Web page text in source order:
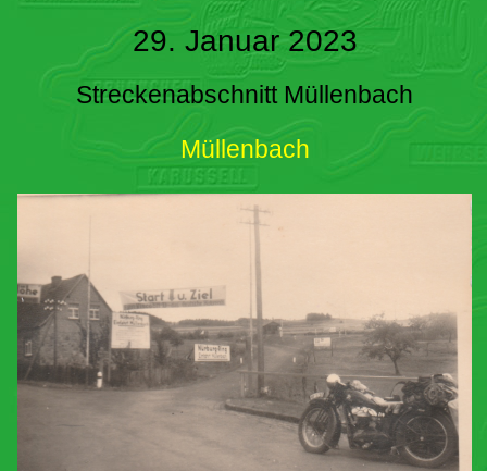
29. Januar 2023
Streckenabschnitt Müllenbach
Müllenbach